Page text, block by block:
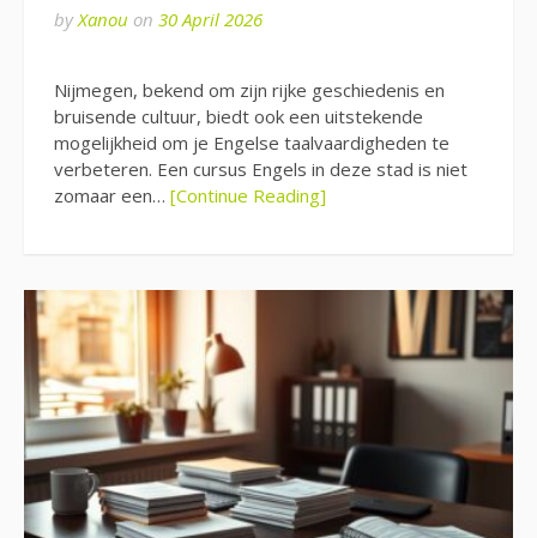
byXanou on 30 April 2026
Nijmegen, bekend om zijn rijke geschiedenis en
bruisende cultuur, biedt ook een uitstekende
mogelijkheid om je Engelse taalvaardigheden te
verbeteren. Een cursus Engels in deze stad is niet
zomaar een… [Continue Reading]